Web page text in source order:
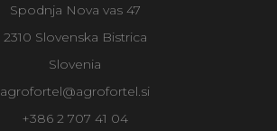
Spodnja Nova vas 47
2310 Slovenska Bistrica
Slovenia
agrofortel@agrofortel.si
+386 2 707 41 04